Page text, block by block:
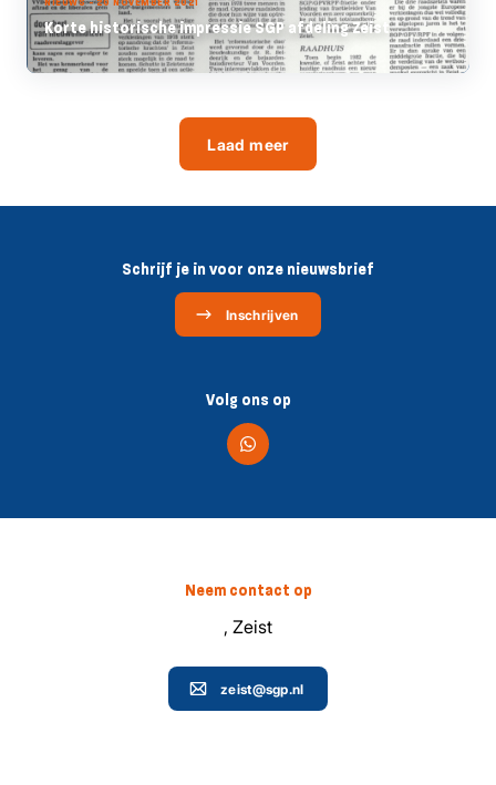
Korte historische impressie SGP afdeling Zeist
Laad meer
Schrijf je in voor onze nieuwsbrief
Inschrijven
Volg ons op
Neem contact op
, Zeist
zeist@sgp.nl